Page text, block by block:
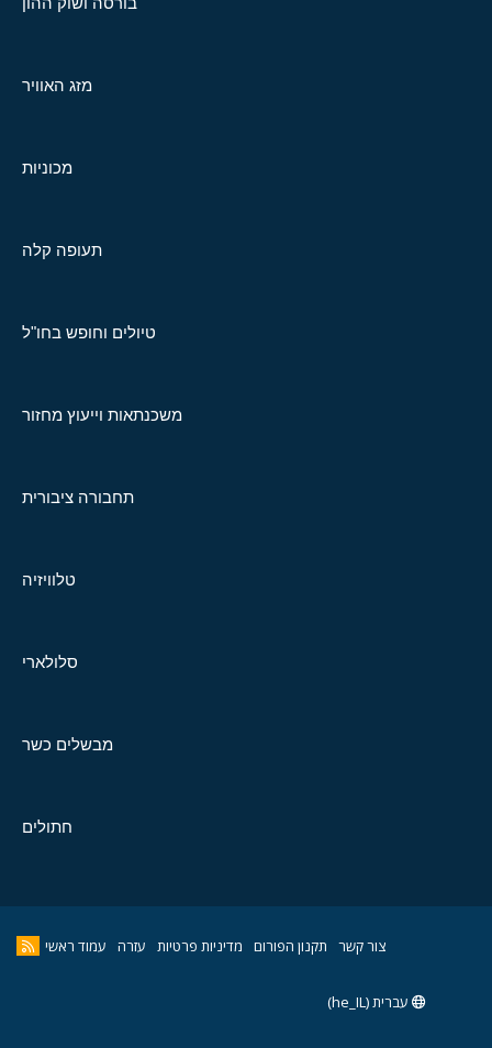
מזג האוויר
מכוניות
תעופה קלה
טיולים וחופש בחו"ל
משכנתאות וייעוץ מחזור
תחבורה ציבורית
טלוויזיה
סלולארי
מבשלים כשר
חתולים
צור קשר תקנון הפורום מדיניות פרטיות עזרה עמוד ראשי
עברית (he_IL)